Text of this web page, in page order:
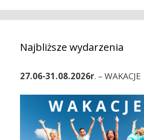
o
i
a
c
wNajbliższe wydarzenia
27.06-31.08.2026r. – WAKACJE